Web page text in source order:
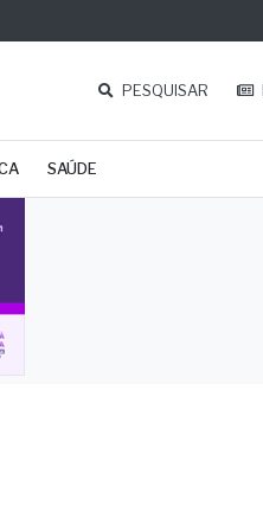
PESQUISAR
SAÚDE